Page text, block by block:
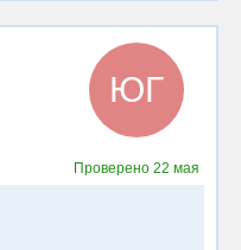
ЮГ
Проверено22 мая